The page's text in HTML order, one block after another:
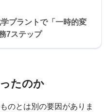
プラントで「一時的変
7ステップ
たのか
のとは別の要因がありま